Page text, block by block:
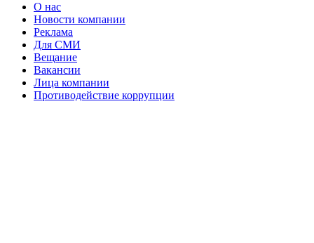
О нас
Новости компании
Реклама
Для СМИ
Вещание
Вакансии
Лица компании
Противодействие коррупции